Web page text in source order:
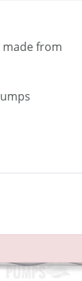
made from